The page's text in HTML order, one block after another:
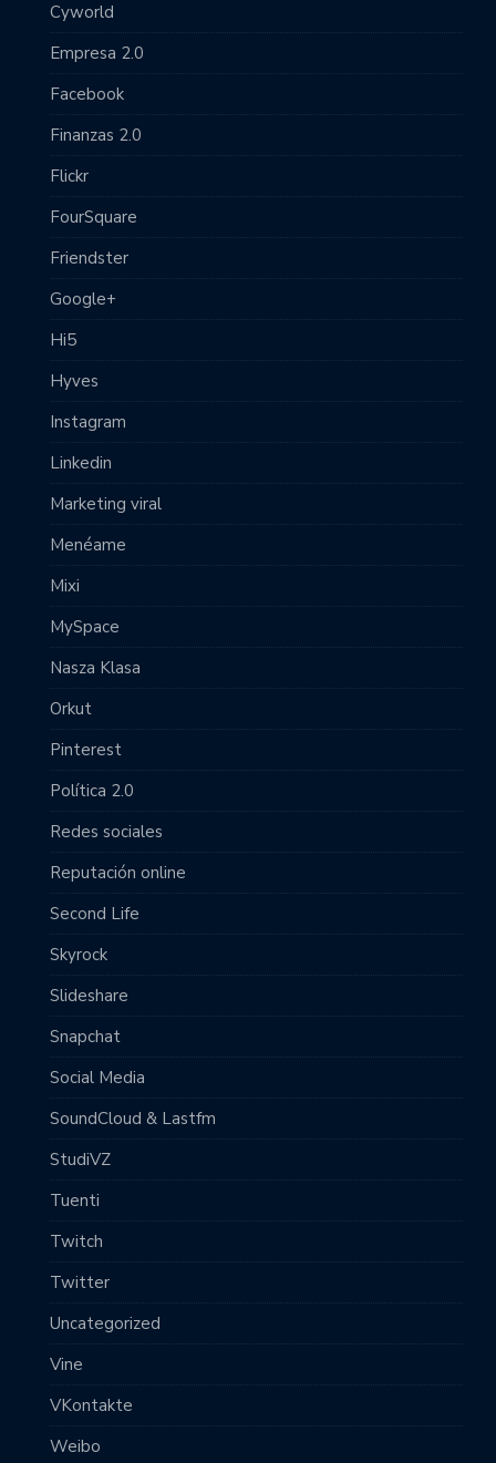
Cyworld
Empresa 2.0
Facebook
Finanzas 2.0
Flickr
FourSquare
Friendster
Google+
Hi5
Hyves
Instagram
Linkedin
Marketing viral
Menéame
Mixi
MySpace
Nasza Klasa
Orkut
Pinterest
Política 2.0
Redes sociales
Reputación online
Second Life
Skyrock
Slideshare
Snapchat
Social Media
SoundCloud & Lastfm
StudiVZ
Tuenti
Twitch
Twitter
Uncategorized
Vine
VKontakte
Weibo